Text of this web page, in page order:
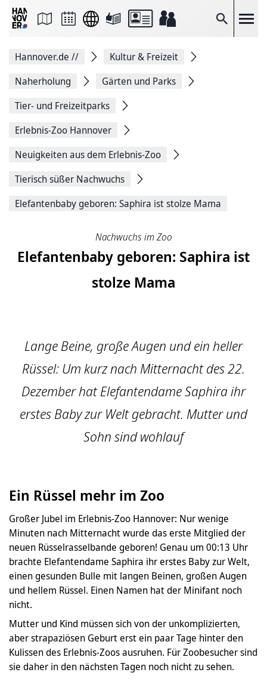
Suche
Seite
Facebook
teilen
Seitenlink
Seite
Hannover.de //
Kultur & Freizeit
Naherholung
Gärten und Parks
Tier- und Freizeitparks
Erlebnis-Zoo Hannover
Neuigkeiten aus dem Erlebnis-Zoo
Tierisch süßer Nachwuchs
Elefantenbaby geboren: Saphira ist stolze Mama
Nachwuchs im Zoo
Elefantenbaby geboren: Saphira ist
stolze Mama
Lange Beine, große Augen und ein heller
Rüssel: Um kurz nach Mitternacht des 22.
Dezember hat Elefantendame Saphira ihr
erstes Baby zur Welt gebracht. Mutter und
Sohn sind wohlauf
Ein Rüssel mehr im Zoo
Großer Jubel im Erlebnis-Zoo Hannover: Nur wenige
Minuten nach Mitternacht wurde das erste Mitglied der
neuen Rüsselrasselbande geboren! Genau um 00:13 Uhr
brachte Elefantendame Saphira ihr erstes Baby zur Welt,
einen gesunden Bulle mit langen Beinen, großen Augen
und hellem Rüssel. Einen Namen hat der Minifant noch
nicht.
Mutter und Kind müssen sich von der unkomplizierten,
aber strapaziösen Geburt erst ein paar Tage hinter den
Kulissen des Erlebnis-Zoos ausruhen. Für Zoobesucher sind
sie daher in den nächsten Tagen noch nicht zu sehen.